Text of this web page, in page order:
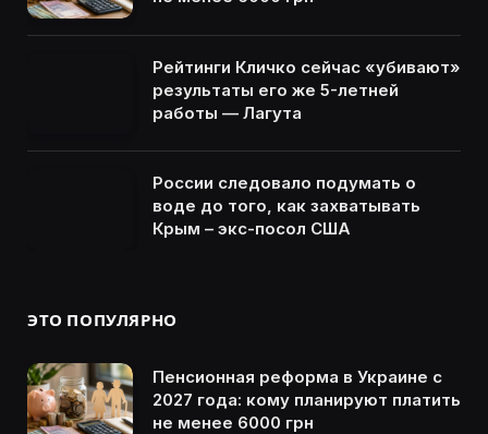
Рейтинги Кличко сейчас «убивают»
результаты его же 5-летней
работы — Лагута
России следовало подумать о
воде до того, как захватывать
Крым – экс-посол США
ЭТО ПОПУЛЯРНО
Пенсионная реформа в Украине с
2027 года: кому планируют платить
не менее 6000 грн